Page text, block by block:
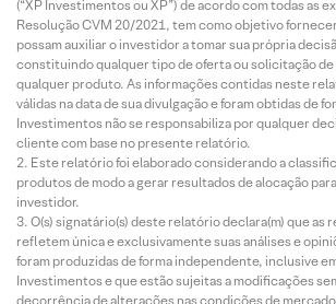
(“XP Investimentos ou XP”) de acordo com todas as
Resolução CVM 20/2021, tem como objetivo
possam auxiliar o investidor a tomar sua própria
constituindo qualquer tipo de oferta ou solicitação de
qualquer produto. As informações contidas neste
válidas na data de sua divulgação e foram obtidas de
Investimentos não se responsabiliza por qualquer
cliente com base no presente relatório.
Este relatório foi elaborado considerando a
produtos de modo a gerar resultados de alocação
investidor.
O(s) signatário(s) deste relatório declara(m) que as
refletem única e exclusivamente suas análises e
foram produzidas de forma independente, inclusive
Investimentos e que estão sujeitas a modificações
decorrência de alterações nas condições de